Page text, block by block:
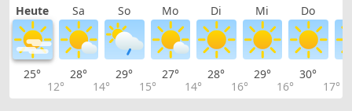
Heute Sa So Mo Di Mi Do
25°
12°
28°
14°
29°
15°
27°
14°
28°
16°
29°
16°
30°
17°